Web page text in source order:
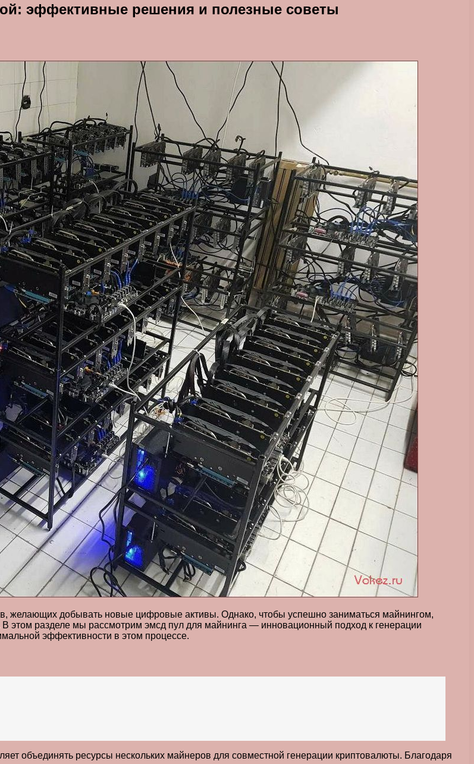
эффективные решения и полезные советы
желающих добывать новые цифровые активы. Однако, чтобы успешно заниматься майнингом,
разделе мы рассмотрим эмсд пул для майнинга — инновационный подход к генерации
эффективности в этом процессе.
объединять ресурсы нескольких майнеров для совместной генерации криптовалюты. Благодаря